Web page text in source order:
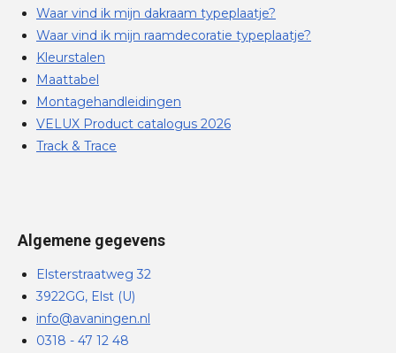
Waar vind ik mijn dakraam typeplaatje?
Waar vind ik mijn raamdecoratie typeplaatje?
Kleurstalen
Maattabel
Montagehandleidingen
VELUX Product catalogus 2026
Track & Trace
Algemene gegevens
Elsterstraatweg 32
3922GG, Elst (U)
info@avaningen.nl
0318 - 47 12 48